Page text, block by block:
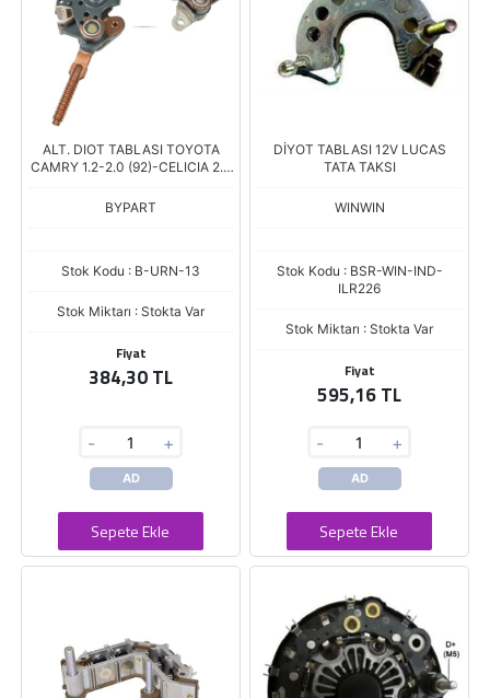
ALT. DIOT TABLASI TOYOTA
CAMRY 1.2-2.0 (92)-CELICIA 2.0
BYPART
Stok Kodu : B-URN-13
Stok Miktarı : Stokta Var
Fiyat
384,30 TL
- +
AD
Sepete Ekle
DİYOT TABLASI 12V LUCAS
TATA TAKSI
WINWIN
Stok Kodu : BSR-WIN-IND-
ILR226
Stok Miktarı : Stokta Var
Fiyat
595,16 TL
- +
AD
Sepete Ekle